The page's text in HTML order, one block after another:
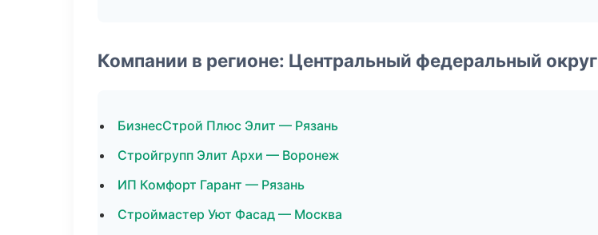
Компании в регионе: Центральный федеральный округ
БизнесСтрой Плюс Элит — Рязань
Стройгрупп Элит Архи — Воронеж
ИП Комфорт Гарант — Рязань
Строймастер Уют Фасад — Москва